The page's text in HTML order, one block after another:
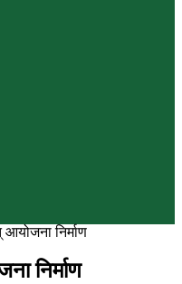
आयोजना निर्माण
निर्माण